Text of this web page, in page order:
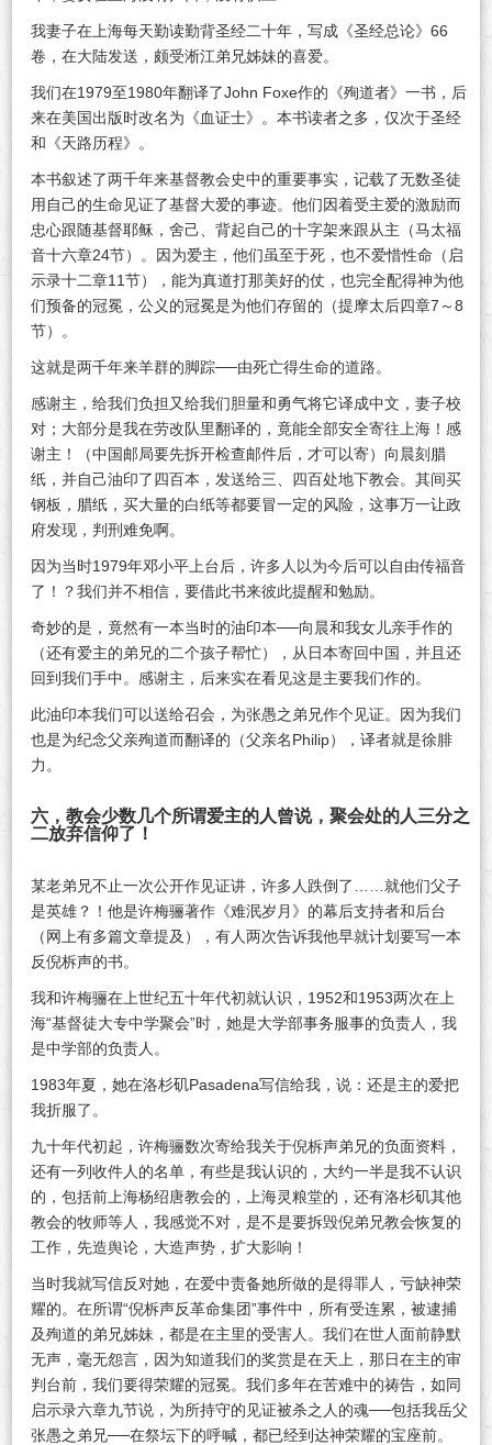
我妻子在上海每天勤读勤背圣经二十年，写成《圣经总论》66
卷，在大陆发送，颇受淅江弟兄姊妹的喜爱。
我们在1979至1980年翻译了John Foxe作的《殉道者》一书，后
来在美国出版时改名为《血证士》。本书读者之多，仅次于圣经
和《天路历程》。
本书叙述了两千年来基督教会史中的重要事实，记载了无数圣徒
用自己的生命见证了基督大爱的事迹。他们因着受主爱的激励而
忠心跟随基督耶稣，舍己、背起自己的十字架来跟从主（马太福
音十六章24节）。因为爱主，他们虽至于死，也不爱惜性命（启
示录十二章11节），能为真道打那美好的仗，也完全配得神为他
们预备的冠冕，公义的冠冕是为他们存留的（提摩太后四章7～8
节）。
这就是两千年来羊群的脚踪──由死亡得生命的道路。
感谢主，给我们负担又给我们胆量和勇气将它译成中文，妻子校
对；大部分是我在劳改队里翻译的，竟能全部安全寄往上海！感
谢主！（中国邮局要先拆开检查邮件后，才可以寄）向晨刻腊
纸，并自己油印了四百本，发送给三、四百处地下教会。其间买
钢板，腊纸，买大量的白纸等都要冒一定的风险，这事万一让政
府发现，判刑难免啊。
因为当时1979年邓小平上台后，许多人以为今后可以自由传福音
了！？我们并不相信，要借此书来彼此提醒和勉励。
奇妙的是，竟然有一本当时的油印本──向晨和我女儿亲手作的
（还有爱主的弟兄的二个孩子帮忙），从日本寄回中国，并且还
回到我们手中。感谢主，后来实在看见这是主要我们作的。
此油印本我们可以送给召会，为张愚之弟兄作个见证。因为我们
也是为纪念父亲殉道而翻译的（父亲名Philip），译者就是徐腓
力。
六，教会少数几个所谓爱主的人曾说，聚会处的人三分之
二放弃信仰了！
某老弟兄不止一次公开作见证讲，许多人跌倒了……就他们父子
是英雄？！他是许梅骊著作《难泯岁月》的幕后支持者和后台
（网上有多篇文章提及），有人两次告诉我他早就计划要写一本
反倪柝声的书。
我和许梅骊在上世纪五十年代初就认识，1952和1953两次在上
海“基督徒大专中学聚会”时，她是大学部事务服事的负责人，我
是中学部的负责人。
1983年夏，她在洛杉矶Pasadena写信给我，说：还是主的爱把
我折服了。
九十年代初起，许梅骊数次寄给我关于倪柝声弟兄的负面资料，
还有一列收件人的名单，有些是我认识的，大约一半是我不认识
的，包括前上海杨绍唐教会的，上海灵粮堂的，还有洛杉矶其他
教会的牧师等人，我感觉不对，是不是要拆毁倪弟兄教会恢复的
工作，先造舆论，大造声势，扩大影响！
当时我就写信反对她，在爱中责备她所做的是得罪人，亏缺神荣
耀的。在所谓“倪柝声反革命集团”事件中，所有受连累，被逮捕
及殉道的弟兄姊妹，都是在主里的受害人。我们在世人面前静默
无声，毫无怨言，因为知道我们的奖赏是在天上，那日在主的审
判台前，我们要得荣耀的冠冕。我们多年在苦难中的祷告，如同
启示录六章九节说，为所持守的见证被杀之人的魂──包括我岳父
张愚之弟兄──在祭坛下的呼喊，都已经到达神荣耀的宝座前。